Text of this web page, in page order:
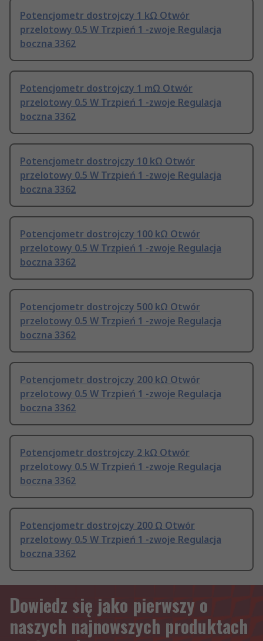
Potencjometr dostrojczy 1 kΩ Otwór
przelotowy 0.5 W Trzpień 1 -zwoje Regulacja
boczna 3362
Potencjometr dostrojczy 1 mΩ Otwór
przelotowy 0.5 W Trzpień 1 -zwoje Regulacja
boczna 3362
Potencjometr dostrojczy 10 kΩ Otwór
przelotowy 0.5 W Trzpień 1 -zwoje Regulacja
boczna 3362
Potencjometr dostrojczy 100 kΩ Otwór
przelotowy 0.5 W Trzpień 1 -zwoje Regulacja
boczna 3362
Potencjometr dostrojczy 500 kΩ Otwór
przelotowy 0.5 W Trzpień 1 -zwoje Regulacja
boczna 3362
Potencjometr dostrojczy 200 kΩ Otwór
przelotowy 0.5 W Trzpień 1 -zwoje Regulacja
boczna 3362
Potencjometr dostrojczy 2 kΩ Otwór
przelotowy 0.5 W Trzpień 1 -zwoje Regulacja
boczna 3362
Potencjometr dostrojczy 200 Ω Otwór
przelotowy 0.5 W Trzpień 1 -zwoje Regulacja
boczna 3362
Dowiedz się jako pierwszy o
naszych najnowszych produktach